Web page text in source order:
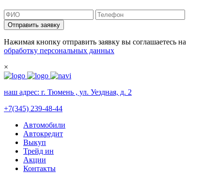
Отправить заявку
Нажимая кнопку отправить заявку вы соглашаетесь на
обработку персональных данных
×
наш адрес: г. Тюмень , ул. Уездная, д. 2
+7(345) 239-48-44
Автомобили
Автокредит
Выкуп
Трейд ин
Акции
Контакты